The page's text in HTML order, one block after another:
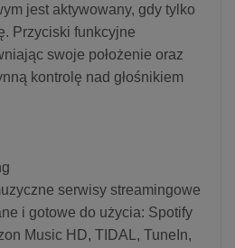
jest aktywowany, gdy tylko
Przyciski funkcyjne
swoje położenie oraz
kontrolę nad głośnikiem
serwisy streamingowe
i gotowe do użycia: Spotify
Music HD, TIDAL, TuneIn,